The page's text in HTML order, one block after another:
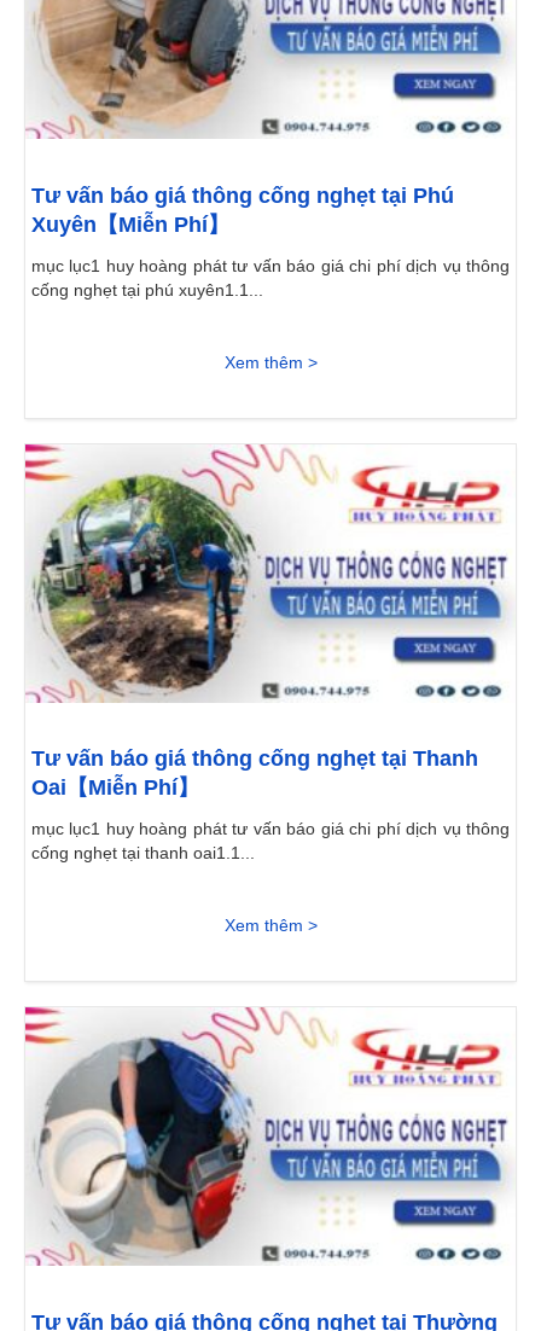
Tư vấn báo giá thông cống nghẹt tại Phú
Xuyên【Miễn Phí】
mục lục1 huy hoàng phát tư vấn báo giá chi phí dịch vụ thông
cống nghẹt tại phú xuyên1.1...
Xem thêm >
Tư vấn báo giá thông cống nghẹt tại Thanh
Oai【Miễn Phí】
mục lục1 huy hoàng phát tư vấn báo giá chi phí dịch vụ thông
cống nghẹt tại thanh oai1.1...
Xem thêm >
Tư vấn báo giá thông cống nghẹt tại Thường